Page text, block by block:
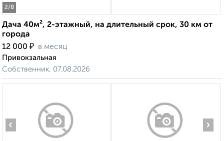
2/8
Дача 40м², 2-этажный, на длительный срок, 30 км от
города
12 000 ₽ в месяц
Привокзальная
Собственник, 07.08.2026
‹ ›